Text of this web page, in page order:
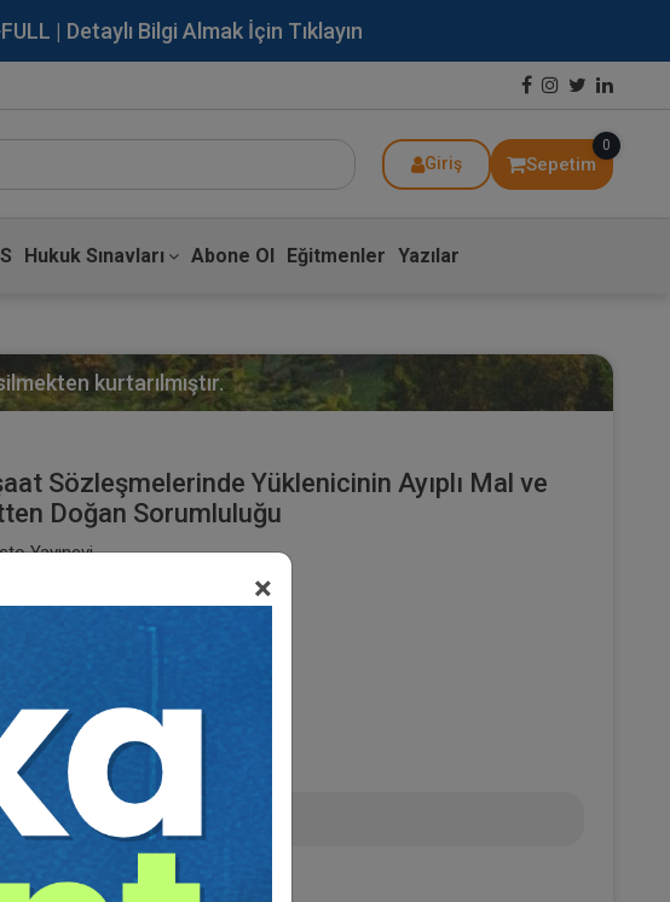
| Detaylı Bilgi Almak İçin Tıklayın
Giriş Sepetim
0
Hukuk Sınavları Abone Ol Eğitmenler Yazılar
×
kurtarılmıştır.
Sözleşmelerinde Yüklenicinin Ayıplı Mal ve
Doğan Sorumluluğu
Yayınevi
Fiyatı: 80,00
48,00 TL
Ekle